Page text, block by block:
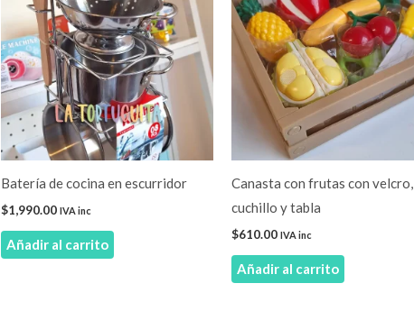
Batería de cocina en escurridor
$1,990.00 IVA inc
Añadir al carrito
Canasta con frutas con velcro,
cuchillo y tabla
$610.00 IVA inc
Añadir al carrito